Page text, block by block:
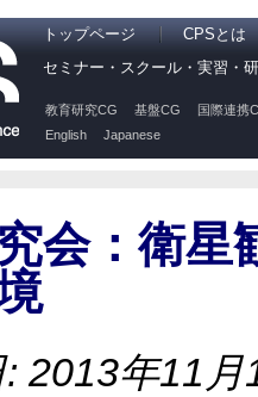
トップページ
CPSとは
セミナー・スクール・実習・
教育研究CG 基盤CG
国際連携
English
Japanese
会：衛星
2013年11月